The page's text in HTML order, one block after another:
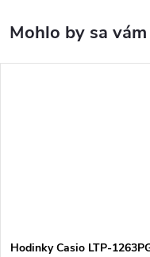
Hodinky Casio LTP-